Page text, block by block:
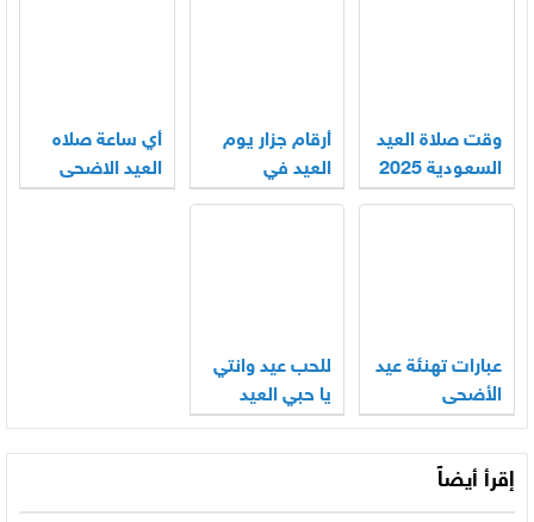
وقت صلاة العيد
السعودية 2025
– 1446
أرقام جزار يوم
العيد في
السعودية 2025
أي ساعة صلاه
العيد الاضحى
عبارات تهنئة عيد
الأضحى
للاصدقاء 2025
– 1446
للحب عيد وانتي
يا حبي العيد
كلمات
إقرأ أيضاً